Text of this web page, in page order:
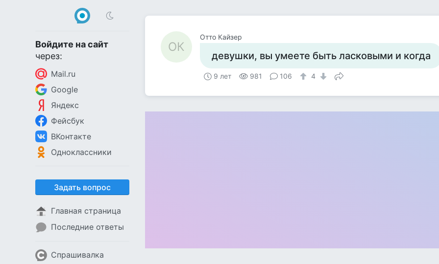
Войдите на сайт
через:
Mail.ru
Google
Яндекс
Фейсбук
ВКонтакте
Одноклассники
Задать вопрос
Главная страница
Последние ответы
Спрашивалка
ОК
Отто Кайзер
девушки, вы умеете быть ласковыми и когда
9 лет 981 106 4